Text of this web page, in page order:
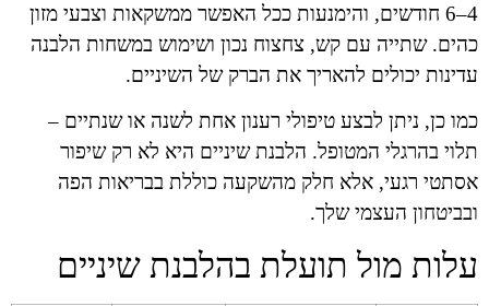
4–6 חודשים, והימנעות ככל האפשר ממשקאות וצבעי מזון
כהים. שתייה עם קש, צחצוח נכון ושימוש במשחות הלבנה
עדינות יכולים להאריך את הברק של השיניים.
כמו כן, ניתן לבצע טיפולי רענון אחת לשנה או שנתיים –
תלוי בהרגלי המטופל. הלבנת שיניים היא לא רק שיפור
אסתטי רגעי, אלא חלק מהשקעה כוללת בבריאות הפה
ובביטחון העצמי שלך.
עלות מול תועלת בהלבנת שיניים